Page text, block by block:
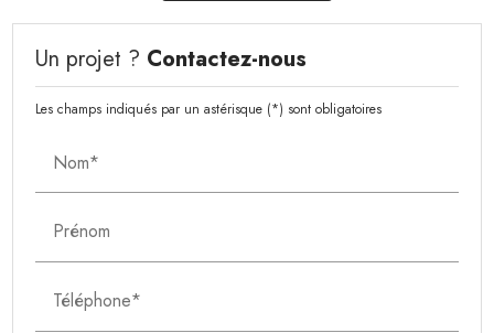
Un projet ? Contactez-nous
Les champs indiqués par un astérisque (*) sont obligatoires
Nom*
Prénom
Téléphone*